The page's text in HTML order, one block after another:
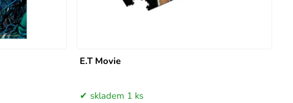
E.T Movie
skladem 1 ks